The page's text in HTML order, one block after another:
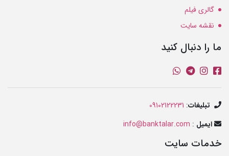
گالری فیلم
نقشه سایت
ما را دنبال کنید
تبلیغات:
09102122231
ایمیل :
info@banktalar.com
خدمات سایت